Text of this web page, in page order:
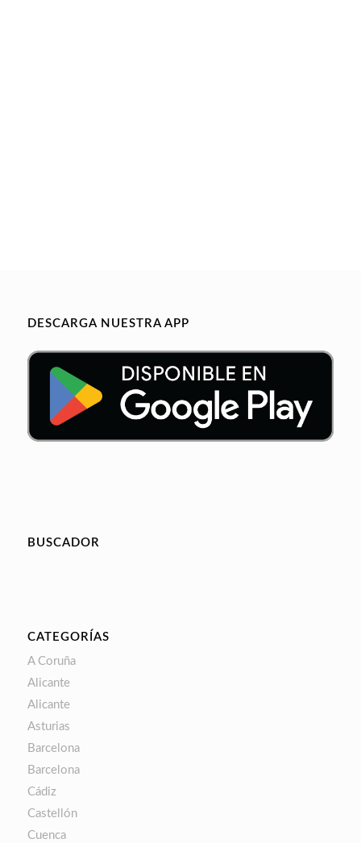
DESCARGA NUESTRA APP
BUSCADOR
CATEGORÍAS
A Coruña
Alicante
Alicante
Asturias
Barcelona
Barcelona
Cádiz
Castellón
Cuenca